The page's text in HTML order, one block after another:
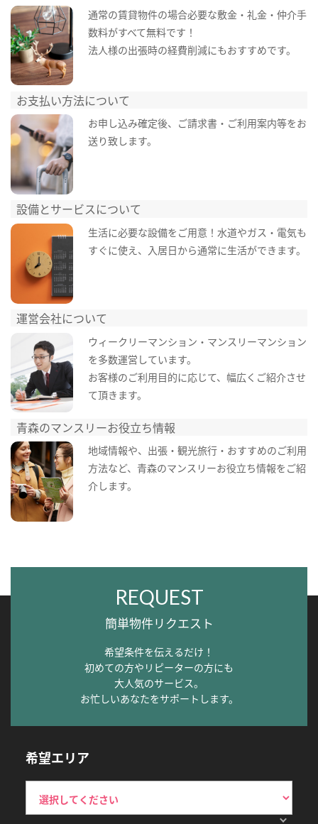
通常の賃貸物件の場合必要な敷金・礼金・仲介手
数料がすべて無料です！
法人様の出張時の経費削減にもおすすめです。
お支払い方法について
お申し込み確定後、ご請求書・ご利用案内等をお
送り致します。
設備とサービスについて
生活に必要な設備をご用意！水道やガス・電気も
すぐに使え、入居日から通常に生活ができます。
運営会社について
ウィークリーマンション・マンスリーマンション
を多数運営しています。
お客様のご利用目的に応じて、幅広くご紹介させ
て頂きます。
青森のマンスリーお役立ち情報
地域情報や、出張・観光旅行・おすすめのご利用
方法など、青森のマンスリーお役立ち情報をご紹
介します。
REQUEST
簡単物件リクエスト
希望条件を伝えるだけ！
初めての方やリピーターの方にも
大人気のサービス。
お忙しいあなたをサポートします。
希望エリア